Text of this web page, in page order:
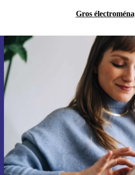
Gros
Recevoir offres et
par mail
Ne manquez plus
S'inscrire
Retrouvez les informations sur l'utilisation
dans notre
politique de confidentialité.